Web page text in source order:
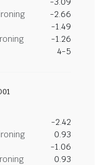
-2.66
-1.49
-1.26
4-5
-2.42
0.93
-1.06
0.93